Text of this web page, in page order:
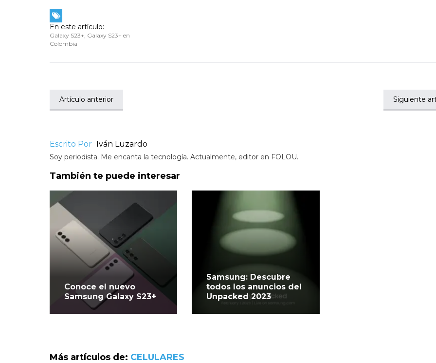
En este artículo:
Galaxy S23+ Galaxy S23+ en
Colombia
Artículo anterior Siguiente
Escrito Por Iván Luzardo
Soy periodista. Me encanta la tecnología. Actualmente, editor en FOLOU.
También te puede interesar
Conoce el nuevo
Samsung Galaxy S23+
Samsung: Descubre
todos los anuncios del
Unpacked 2023
Más artículos de: CELULARES